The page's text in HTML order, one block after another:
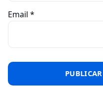
Email *